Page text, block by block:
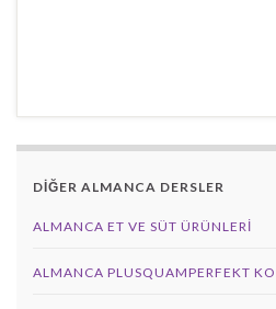
DİĞER ALMANCA DERSLER
ALMANCA ET VE SÜT ÜRÜNLERI
ALMANCA PLUSQUAMPERFEKT